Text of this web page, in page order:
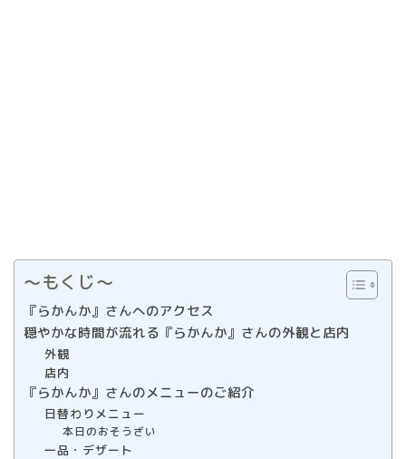
〜もくじ〜
『らかんか』さんへのアクセス
穏やかな時間が流れる『らかんか』さんの外観と店内
外観
店内
『らかんか』さんのメニューのご紹介
日替わりメニュー
本日のおそうざい
一品・デザート